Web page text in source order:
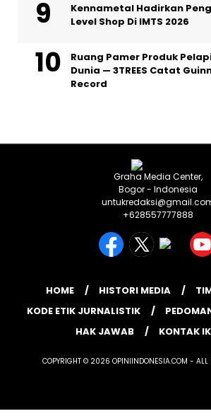
Kennametal Hadirkan
Level Shop Di IMTS 2026
Ruang Pamer Produk
Dunia — 3TREES Catat
Record
Graha Media Center,
Bogor - Indonesia
+628557777888
HOME HISTORI MEDIA
KODE ETIK JURNALISTIK
HAK JAWAB
KONTAK
COPYRIGHT © 2026 OPINIINDONESIA.COM - ALL